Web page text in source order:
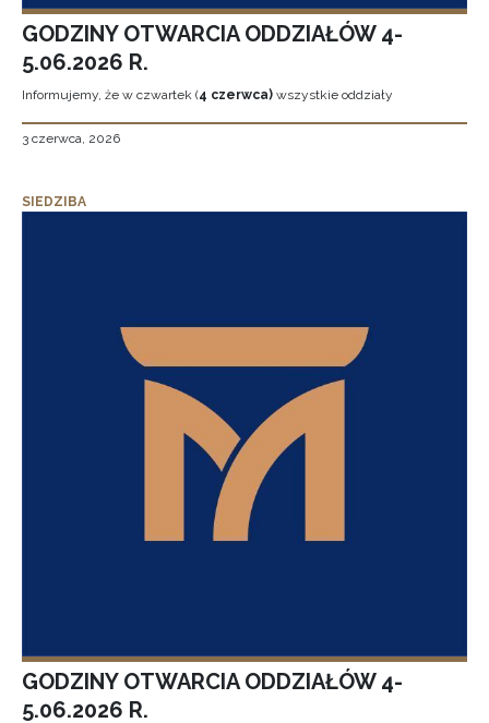
GODZINY OTWARCIA ODDZIAŁÓW 4-
5.06.2026 R.
Informujemy, że w czwartek (4 czerwca) wszystkie oddziały
3 czerwca, 2026
SIEDZIBA
GODZINY OTWARCIA ODDZIAŁÓW 4-
5.06.2026 R.